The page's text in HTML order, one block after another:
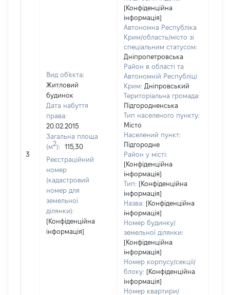
3
Вид об'єкта:
Житловий
будинок
Дата набуття
права:
20.02.2015
Загальна площа
(м2):
115,30
Реєстраційний
номер
(кадастровий
номер для
земельної
ділянки):
[Конфіденційна
інформація]
[Конфіденційна
інформація]
Автономна Республіка
Крим/область/місто зі
спеціальним статусом:
Дніпропетровська
Район в області та
Автономній Республіці
Крим: Дніпровський
Територіальна громада:
Підгородненська
Тип населеного пункту:
Місто
Населений пункт:
Підгородне
Район у місті:
[Конфіденційна
інформація]
Тип: [Конфіденційна
інформація]
Назва: [Конфіденційна
інформація]
Номер будинку/
земельної ділянки:
[Конфіденційна
інформація]
Номер корпусу/секції/
блоку: [Конфіденційна
інформація]
Номер квартири/